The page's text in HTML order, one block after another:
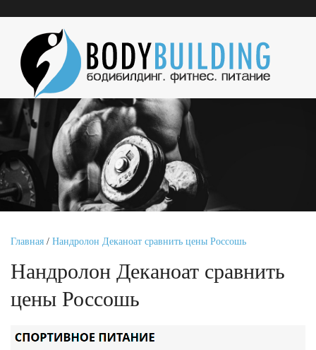
Главная / Нандролон Деканоат сравнить цены Россошь
Нандролон Деканоат сравнить
цены Россошь